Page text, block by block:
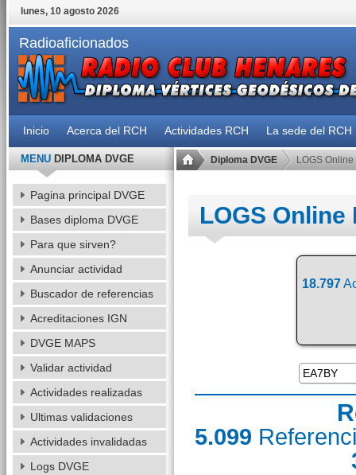
lunes, 10 agosto 2026
Radioaficionados
Inicio Acerca del RCH Actividades RCH La sede del RCH
Diploma DVGE LOGS Online
LOGS Online
18.797
5.099
MENUDIPLOMA DVGE
Pagina principal DVGE
Bases diploma DVGE
Para que sirven?
Anunciar actividad
Buscador de referencias
Acreditaciones IGN
DVGE MAPS
Validar actividad
Actividades realizadas
Ultimas validaciones
Actividades invalidadas
Logs DVGE